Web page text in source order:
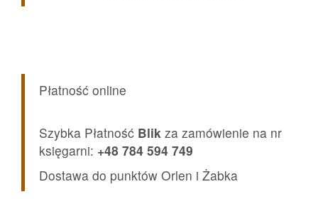
Płatność online
Szybka Płatność Blik za zamówienie na nr
księgarni: +48 784 594 749
Dostawa do punktów Orlen i Żabka